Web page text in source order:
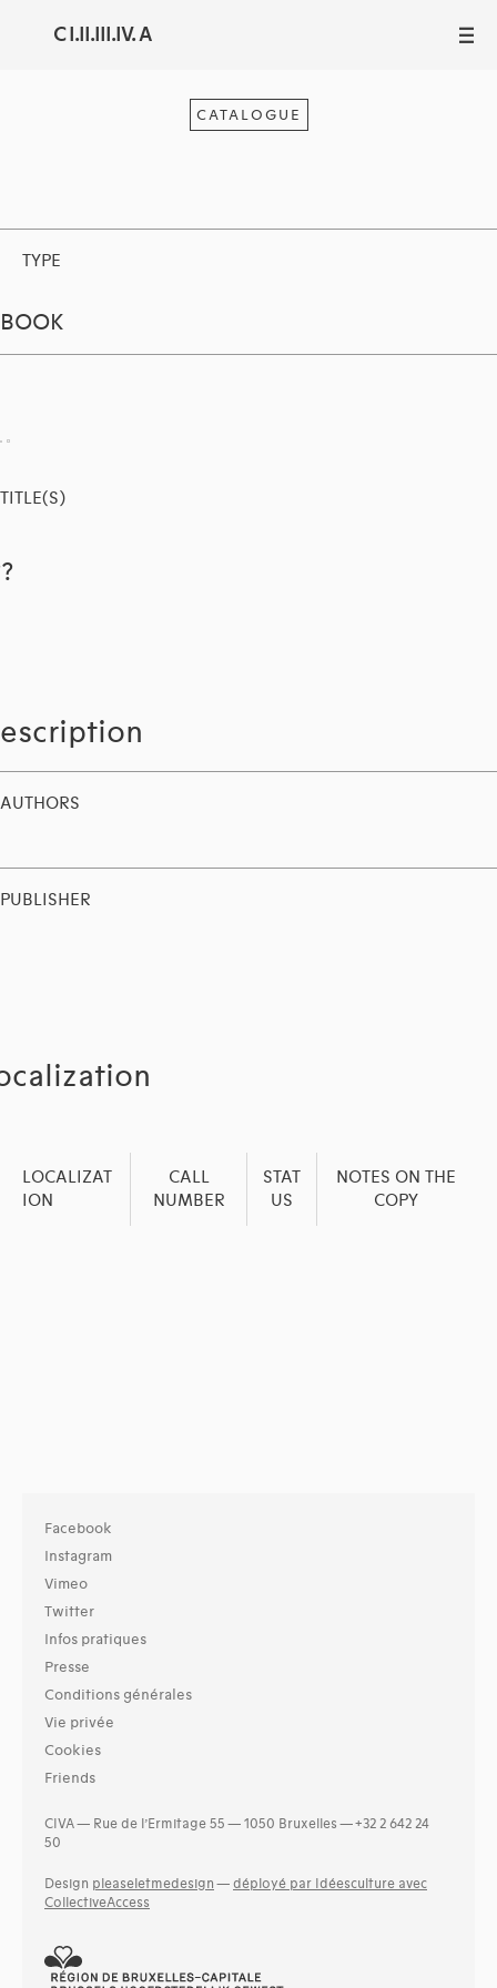
C I.II.III.IV. A III
CATALOGUE
TYPE
BOOK
TITLE(S)
AUTHORS
PUBLISHER
LOCALIZAT
ION
CALL
NUMBER
STAT
US
NOTES ON THE
COPY
Facebook
Instagram
Vimeo
Twitter
Infos pratiques
Presse
Conditions générales
Vie privée
Cookies
Friends
CIVA — Rue de l’Ermitage 55 — 1050 Bruxelles — +32 2 642 24
50
Design pleaseletmedesign — déployé par Idéesculture avec
CollectiveAccess